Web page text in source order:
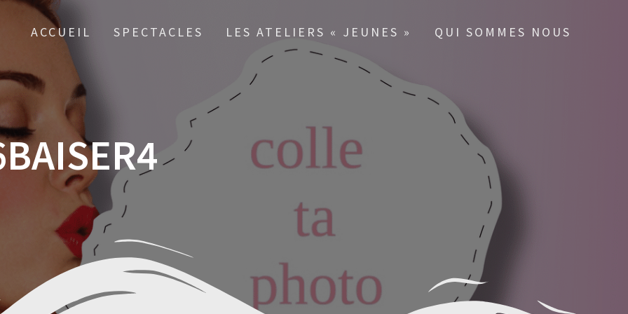
ACCUEIL SPECTACLES LES ATELIERS « JEUNES » QUI SOMMES NOUS